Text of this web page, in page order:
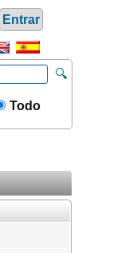
Entrar
🔍
Todo